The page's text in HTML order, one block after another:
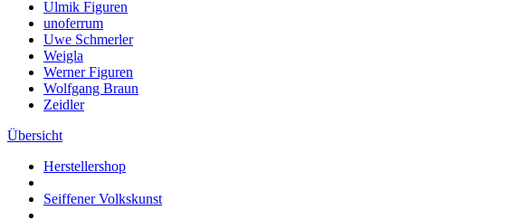
Ulmik Figuren
unoferrum
Uwe Schmerler
Weigla
Werner Figuren
Wolfgang Braun
Zeidler
Übersicht
Herstellershop
Seiffener Volkskunst